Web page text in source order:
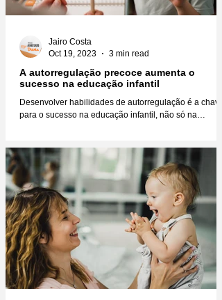
A autorregulação precoce aumenta o
sucesso na educação infantil
Desenvolver habilidades de autorregulação é a chave
para o sucesso na educação infantil, não só na
Jairo Costa
Oct 19, 2023
3 min read